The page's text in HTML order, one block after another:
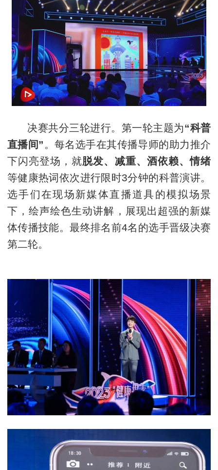
决赛共分三轮进行。第一轮主题为“科普
直播间” 。每名选手在其传播导师的助力推介
下闪亮登场，就脱发、减重、酒依赖、情绪
等健康热词依次进行限时3分钟的科普演讲。
选手们在现场新媒体直播道具的模拟场景
下，绘声绘色生动讲解，展现出超强的新媒
体传播技能。最终排名前4名的选手晋级决赛
第二轮。